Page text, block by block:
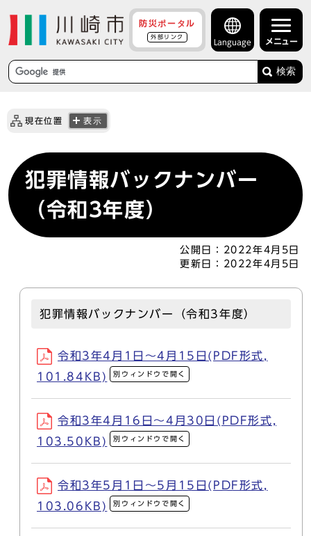
防災ポータル
外部リンク
Language メニュー
検索
現在位置 表示
犯罪情報バックナンバー
（令和3年度）
公開日：
2022年4月5日
更新日：
2022年4月5日
犯罪情報バックナンバー（令和3年度）
令和3年4月1日～4月15日(PDF形式,
101.84KB)
別ウィンドウで開く
令和3年4月16日～4月30日(PDF形式,
103.50KB)
別ウィンドウで開く
令和3年5月1日～5月15日(PDF形式,
103.06KB)
別ウィンドウで開く